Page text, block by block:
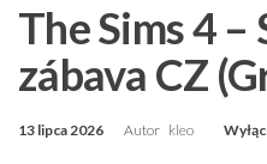
The Sims 4 –
zábava CZ
13 lipca 2026 Autor kleo